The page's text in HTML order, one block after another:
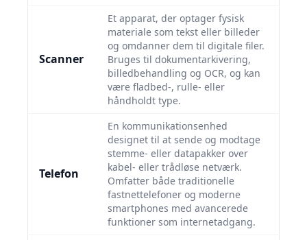
Scanner
Et apparat, der optager fysisk
materiale som tekst eller billeder
og omdanner dem til digitale filer.
Bruges til dokumentarkivering,
billedbehandling og OCR, og kan
være fladbed-, rulle- eller
håndholdt type.
Telefon
En kommunikationsenhed
designet til at sende og modtage
stemme- eller datapakker over
kabel- eller trådløse netværk.
Omfatter både traditionelle
fastnettelefoner og moderne
smartphones med avancerede
funktioner som internetadgang.